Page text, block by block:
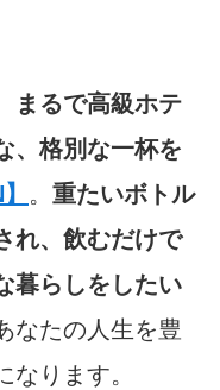
まるで高級ホテ
、格別な一杯を
。 重たいボトル
れ、飲むだけで
暮らしをしたい
なたの人生を豊
ります。